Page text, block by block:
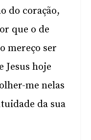
do coração,
que o de
mereço ser
Jesus hoje
me nelas
da sua